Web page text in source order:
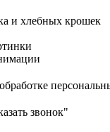
и хлебных крошек
звонок"